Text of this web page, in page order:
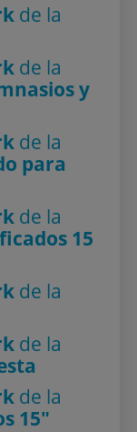
de la
de la
y
de la
para
de la
15
de la
de la
de la
15"